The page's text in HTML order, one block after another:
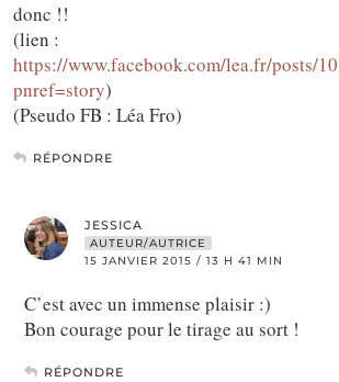
donc !!
(lien :
https://www.facebook.com/lea.fr/posts/
pnref=story)
(Pseudo FB : Léa Fro)
RÉPONDRE
JESSICA
AUTEUR/AUTRICE
15 JANVIER 2015 / 13 H 41 MIN
C’est avec un immense plaisir :)
Bon courage pour le tirage au sort !
RÉPONDRE